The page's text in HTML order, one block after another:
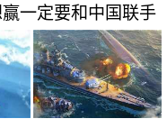
一定要和中国联手